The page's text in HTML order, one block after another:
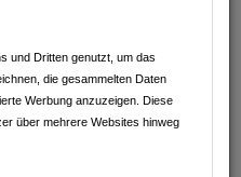
und Dritten genutzt, um das
die gesammelten Daten
Werbung anzuzeigen. Diese
über mehrere Websites hinweg
Termin eine
Hierarchien und dem
verwirklichen. Damit wir die
anbieten können, freuen